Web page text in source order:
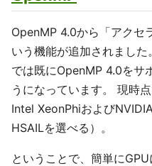
OpenMP 4.0から「アクセ
いう機能が追加されまし
では既にOpenMP 4.0をサ
うになっています。 現時
Intel XeonPhiおよび
HSAILを選べる）。
ということで、簡単に